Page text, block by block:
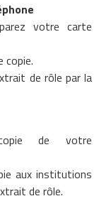
votre carte
copie.
de rôle par la
de votre
aux institutions
de rôle.